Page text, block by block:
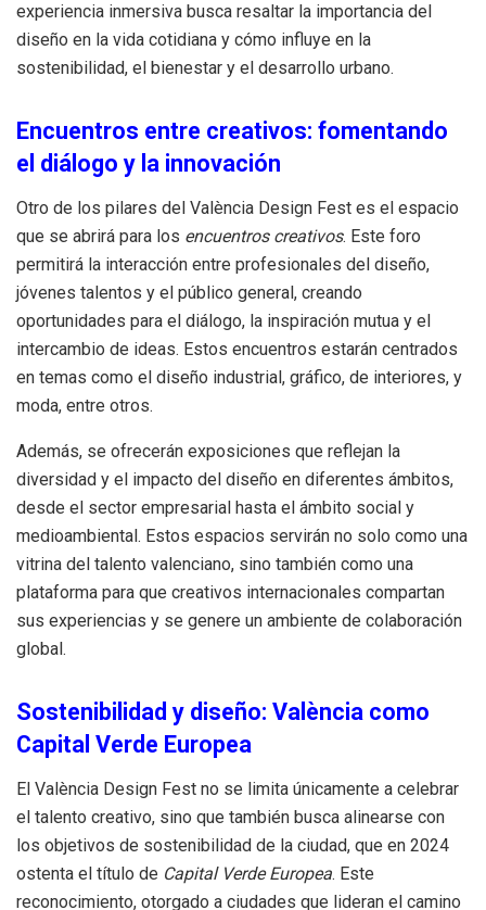
experiencia inmersiva busca resaltar la importancia del
diseño en la vida cotidiana y cómo influye en la
sostenibilidad, el bienestar y el desarrollo urbano.
Encuentros entre creativos: fomentando
el diálogo y la innovación
Otro de los pilares del València Design Fest es el espacio
que se abrirá para los encuentros creativos. Este foro
permitirá la interacción entre profesionales del diseño,
jóvenes talentos y el público general, creando
oportunidades para el diálogo, la inspiración mutua y el
intercambio de ideas. Estos encuentros estarán centrados
en temas como el diseño industrial, gráfico, de interiores, y
moda, entre otros.
Además, se ofrecerán exposiciones que reflejan la
diversidad y el impacto del diseño en diferentes ámbitos,
desde el sector empresarial hasta el ámbito social y
medioambiental. Estos espacios servirán no solo como una
vitrina del talento valenciano, sino también como una
plataforma para que creativos internacionales compartan
sus experiencias y se genere un ambiente de colaboración
global.
Sostenibilidad y diseño: València como
Capital Verde Europea
El València Design Fest no se limita únicamente a celebrar
el talento creativo, sino que también busca alinearse con
los objetivos de sostenibilidad de la ciudad, que en 2024
ostenta el título de Capital Verde Europea. Este
reconocimiento, otorgado a ciudades que lideran el camino